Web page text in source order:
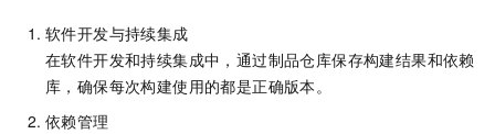
软件开发与持续集成
在软件开发和持续集成中，通过制品仓库保存构建结果和依赖
库，确保每次构建使用的都是正确版本。
依赖管理